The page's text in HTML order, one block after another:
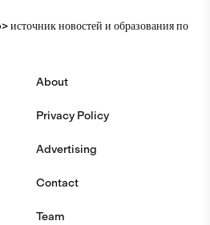
новостей и образования по
About
Privacy Policy
Advertising
Contact
Team